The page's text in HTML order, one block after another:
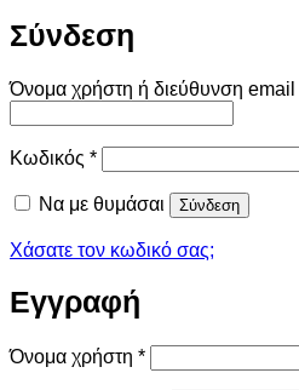
Σύνδεση
Όνομα χρήστη ή διεύθυνση email
Κωδικός *Απαιτείται
Να με θυμάσαι Σύνδεση
Χάσατε τον κωδικό σας;
Εγγραφή
Όνομα χρήστη *Απαιτείται